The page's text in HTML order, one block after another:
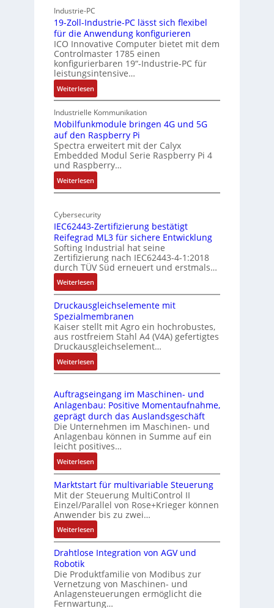
c
h
i
t
e
r
s
i
c
a
I
a
n
d
E
g
e
Industrie-PC
19-Zoll-Industrie-PC lässt sich flexibel
für die Anwendung konfigurieren
ICO Innovative Computer bietet mit dem
Controlmaster 1785 einen
konfigurierbaren 19“-Industrie-PC für
leistungsintensive…
Weiterlesen:
1
9
-
Z
o
l
l
-
I
d
u
t
r
i
e
-
P
C
l
ä
s
s
s
i
c
h
f
l
e
x
i
b
e
l
f
ü
r
i
e
A
Industrielle Kommunikation
Mobilfunkmodule bringen 4G und 5G
auf den Raspberry Pi
Spectra erweitert mit der Calyx
Embedded Modul Serie Raspberry Pi 4
und Raspberry…
Weiterlesen:
M
b
i
f
u
n
k
m
o
d
u
l
e
b
i
e
n
4
G
u
n
d
5
G
a
u
f
e
n
R
Cybersecurity
IEC62443-Zertifizierung bestätigt
Reifegrad ML3 für sichere Entwicklung
Softing Industrial hat seine
Zertifizierung nach IEC62443-4-1:2018
durch TÜV Süd erneuert und erstmals…
Weiterlesen:
I
E
C
6
2
4
4
3
Z
e
r
t
i
i
e
r
n
g
e
s
t
Druckausgleichselemente mit
Spezialmembranen
Kaiser stellt mit Agro ein hochrobustes,
aus rostfreiem Stahl A4 (V4A) gefertigtes
Druckausgleichselement…
Weiterlesen:
D
u
c
k
a
u
s
g
l
e
i
c
h
s
e
m
e
n
Auftragseingang im Maschinen- und
Anlagenbau: Positive Momentaufnahme,
geprägt durch das Auslandsgeschäft
Die Unternehmen im Maschinen- und
Anlagenbau können in Summe auf ein
leicht positives…
Weiterlesen:
A
u
f
t
r
a
g
s
i
n
g
Marktstart für multivariable Steuerung
Mit der Steuerung MultiControl II
Einzel/Parallel von Rose+Krieger können
Anwender bis zu zwei…
Weiterlesen:
M
a
k
t
s
Drahtlose Integration von AGV und
Robotik
Die Produktfamilie von Modibus zur
Vernetzung von Maschinen- und
Anlagensteuerungen ermöglicht die
Fernwartung…